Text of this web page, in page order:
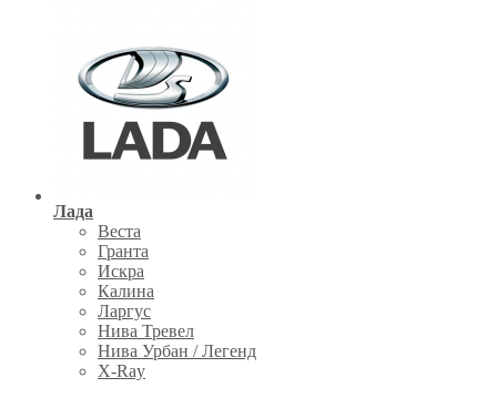
Лада
Веста
Гранта
Искра
Калина
Ларгус
Нива Тревел
Нива Урбан / Легенд
X-Ray